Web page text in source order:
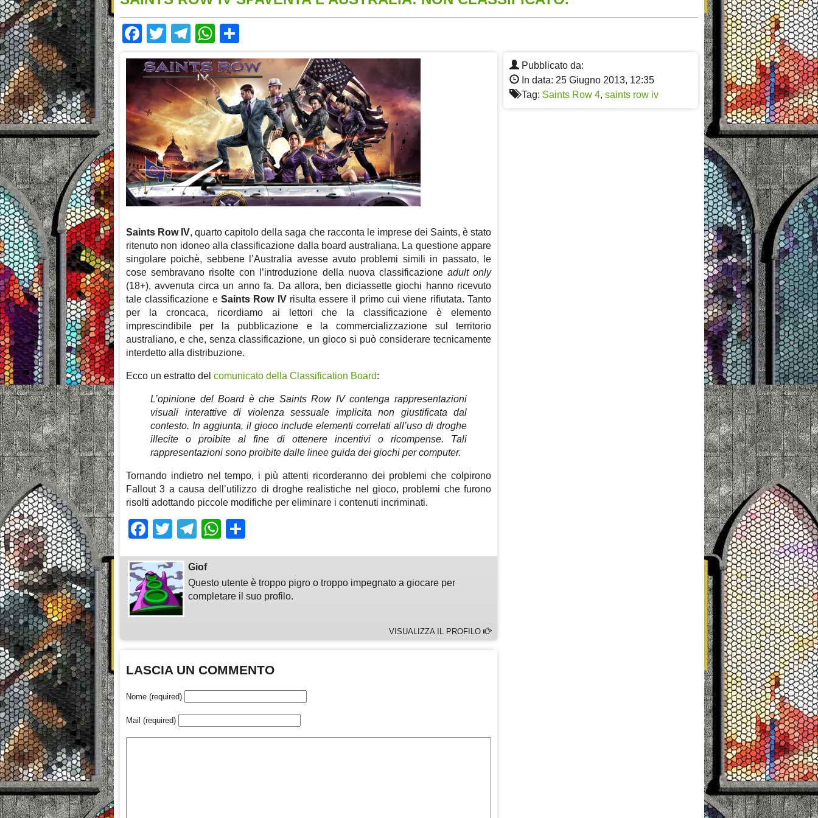
Facebook
TwitterTelegram
WhatsApp
Pubblicato da:
In data: 25 Giugno 2013, 12:35
Tag: Saints Row 4, saints row iv
Saints Row IV, quarto capitolo della saga che racconta le imprese dei Saints, è stato
ritenuto non idoneo alla classificazione dalla board australiana. La questione appare
singolare poichè, sebbene l’Australia avesse avuto problemi simili in passato, le
cose sembravano risolte con l’introduzione della nuova classificazione adult only
(18+), avvenuta circa un anno fa. Da allora, ben diciassette giochi hanno ricevuto
tale classificazione eSaints Row IVrisulta essere il primo cui viene rifiutata. Tanto
per la croncaca, ricordiamo ai lettori che la classificazione è elemento
imprescindibile per la pubblicazione e la commercializzazione sul territorio
australiano, e che, senza classificazione, un gioco si può considerare tecnicamente
interdetto alla distribuzione.
Ecco un estratto del comunicato della Classification Board:
L’opinione del Board è che Saints Row IV contenga rappresentazioni
visuali interattive di violenza sessuale implicita non giustificata dal
contesto. In aggiunta, il gioco include elementi correlati all’uso di droghe
illecite o proibite al fine di ottenere incentivi o ricompense. Tali
rappresentazioni sono proibite dalle linee guida dei giochi per computer.
Tornando indietro nel tempo, i più attenti ricorderanno dei problemi che colpirono
Fallout 3 a causa dell’utilizzo di droghe realistiche nel gioco, problemi che furono
risolti adottando piccole modifiche per eliminare i contenuti incriminati.
Facebook
TwitterTelegram
WhatsApp
Giof
Questo utente è troppo pigro o troppo impegnato a giocare per
completare il suo profilo.
VISUALIZZA IL PROFILO
LASCIA UN COMMENTO
Nome (required)
Mail (required)